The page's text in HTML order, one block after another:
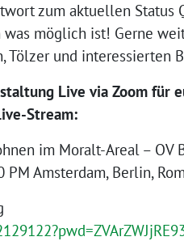
zum aktuellen Status
was möglich ist! Gerne
Tölzer und interessierten
Live via Zoom für
Stream:
im Moralt-Areal – OV
PM Amsterdam, Berlin,